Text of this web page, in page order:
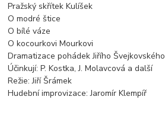
Pražský skřítek Kulíšek
O modré štice
O bílé váze
O kocourkovi Mourkovi
Dramatizace pohádek Jiřího Švejkovského
Účinkují: P. Kostka, J. Molavcová a další
Režie: Jiří Šrámek
Hudební improvizace: Jaromír Klempíř